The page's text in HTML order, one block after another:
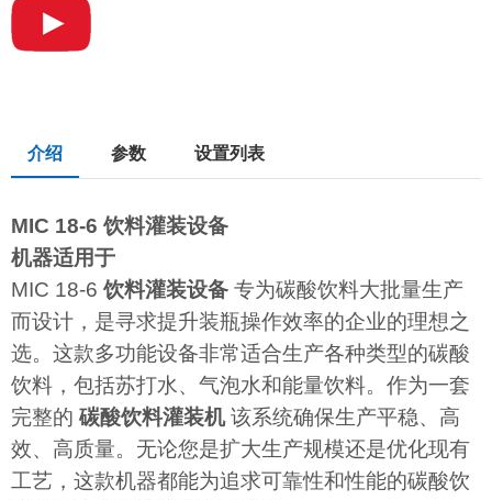
介绍 参数 设置列表
MIC 18-6 饮料灌装设备
机器适用于
MIC 18-6 饮料灌装设备 专为碳酸饮料大批量生产
而设计，是寻求提升装瓶操作效率的企业的理想之
选。这款多功能设备非常适合生产各种类型的碳酸
饮料，包括苏打水、气泡水和能量饮料。作为一套
完整的 碳酸饮料灌装机该系统确保生产平稳、高
效、高质量。无论您是扩大生产规模还是优化现有
工艺，这款机器都能为追求可靠性和性能的碳酸饮